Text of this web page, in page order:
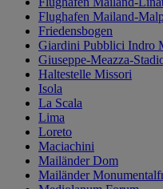
Flughafen Mailand-
Friedensbogen
Giardini Pubblici Indro
Giuseppe-Meazza-
Haltestelle Missori
Isola
La Scala
Lima
Loreto
Maciachini
Mailänder Dom
Mailänder